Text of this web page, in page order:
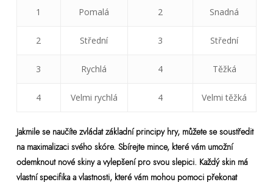
1 Pomalá 2 Snadná
2 Střední 3 Střední
3 Rychlá 4 Těžká
4 Velmi rychlá 4 Velmi těžká
Jakmile se naučíte zvládat základní principy hry, můžete se soustředit
na maximalizaci svého skóre. Sbírejte mince, které vám umožní
odemknout nové skiny a vylepšení pro svou slepici. Každý skin má
vlastní specifika a vlastnosti, které vám mohou pomoci překonat